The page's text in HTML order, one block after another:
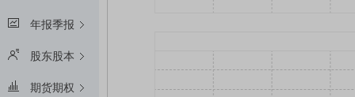
年报季报
股东股本
期货期权